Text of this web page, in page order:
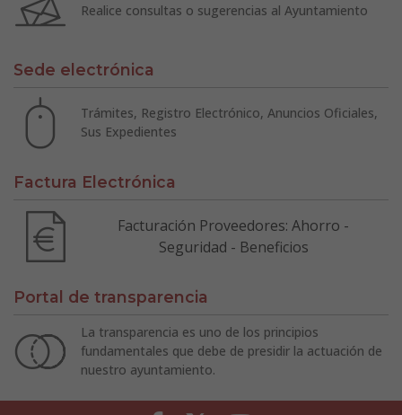
Realice consultas o sugerencias al Ayuntamiento
Sede electrónica
Trámites, Registro Electrónico, Anuncios Oficiales,
Sus Expedientes
Factura Electrónica
Facturación Proveedores: Ahorro -
Seguridad - Beneficios
Portal de transparencia
La transparencia es uno de los principios
fundamentales que debe de presidir la actuación de
nuestro ayuntamiento.